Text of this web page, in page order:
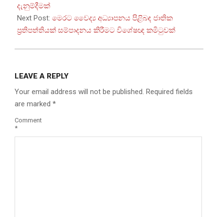
10
දැනුම්දීමක්
Next Post: මෙරට වෛද්‍ය අධ්‍යාපනය පිළිබඳ ජාතික
ප්‍රතිපත්තියක් සම්පාදනය කිරීමට විශේෂඥ කමිටුවක්
LEAVE A REPLY
Your email address will not be published. Required fields
are marked *
Comment
*